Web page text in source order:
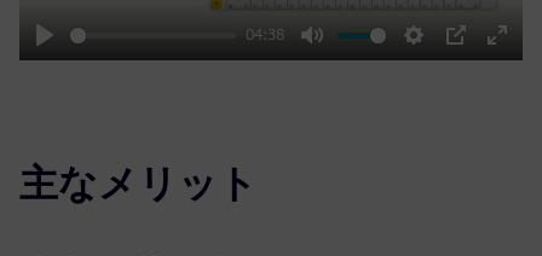
Play
04:38
Mute Settings
PIP
Enter
主なメリット